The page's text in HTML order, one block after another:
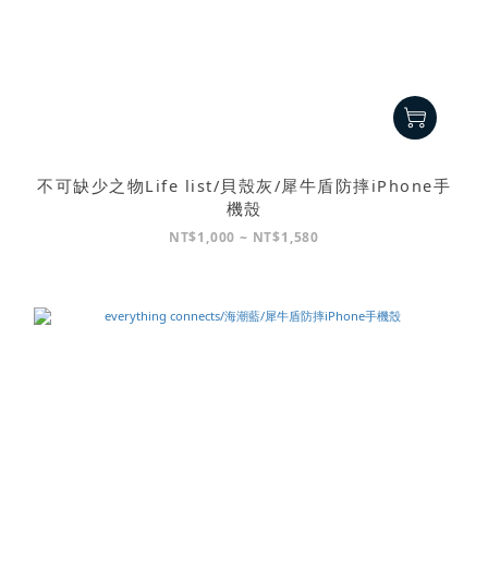
不可缺少之物Life list/貝殼灰/犀牛盾防摔iPhone手
機殼
NT$1,000 ~ NT$1,580